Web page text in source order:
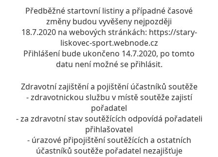
Předběžné startovní listiny a případné časové
změny budou vyvěšeny nejpozději
18.7.2020 na webových stránkách: https://stary-
liskovec-sport.webnode.cz
Přihlášení bude ukončeno 14.7.2020, po tomto
datu není možné se přihlásit.
Zdravotní zajištění a pojištění účastníků soutěže
- zdravotnickou službu v místě soutěže zajistí
pořadatel
- za zdravotní stav soutěžících odpovídá pořadateli
přihlašovatel
- úrazové připojištění soutěžících a ostatních
účastníků soutěže pořadatel nezajišťuje